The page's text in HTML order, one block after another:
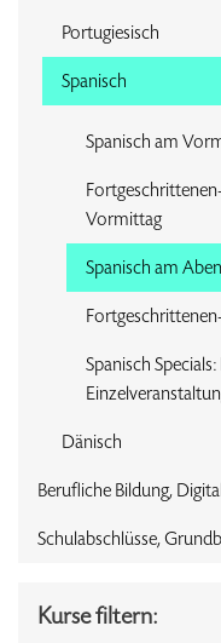
Portugiesisch
Spanisch
Spanisch am
Vormittag
Spanisch am
Spanisch
Dänisch
Berufliche Bildung,
Schulabschlüsse,
Kurse filtern: